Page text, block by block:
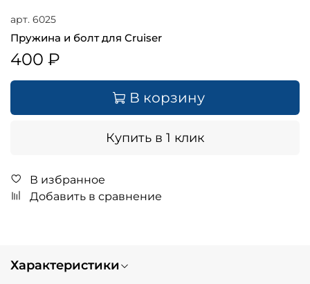
арт. 6025
Пружина и болт для Cruiser
400 ₽
В корзину
Купить в 1 клик
В избранное
Добавить в сравнение
Характеристики